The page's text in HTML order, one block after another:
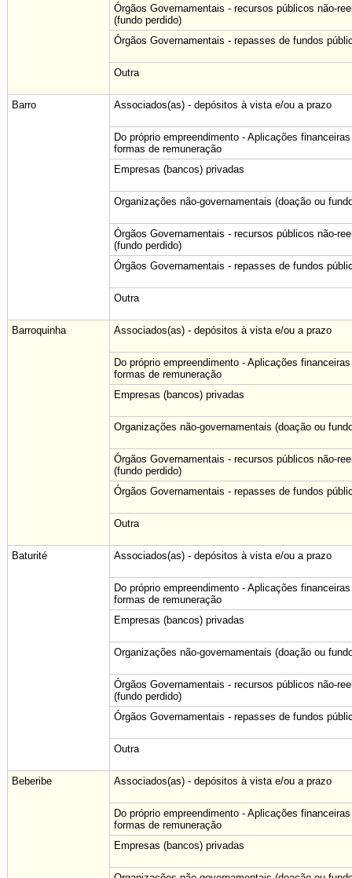
Órgãos Governamentais - recursos públicos não-
(fundo perdido)
Órgãos Governamentais - repasses de fundos
Outra
Barro Associados(as) - depósitos à vista e/ou a prazo
Do próprio empreendimento - Aplicações
formas de remuneração
Empresas (bancos) privadas
Organizações não-governamentais (doação ou
Órgãos Governamentais - recursos públicos não-
(fundo perdido)
Órgãos Governamentais - repasses de fundos
Outra
Barroquinha Associados(as) - depósitos à vista e/ou a prazo
Do próprio empreendimento - Aplicações
formas de remuneração
Empresas (bancos) privadas
Organizações não-governamentais (doação ou
Órgãos Governamentais - recursos públicos não-
(fundo perdido)
Órgãos Governamentais - repasses de fundos
Outra
Baturité Associados(as) - depósitos à vista e/ou a prazo
Do próprio empreendimento - Aplicações
formas de remuneração
Empresas (bancos) privadas
Organizações não-governamentais (doação ou
Órgãos Governamentais - recursos públicos não-
(fundo perdido)
Órgãos Governamentais - repasses de fundos
Outra
Beberibe Associados(as) - depósitos à vista e/ou a prazo
Do próprio empreendimento - Aplicações
formas de remuneração
Empresas (bancos) privadas